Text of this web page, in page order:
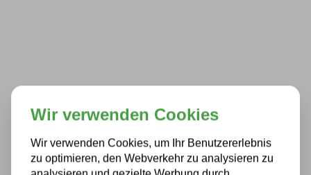
Wir verwenden Cookies
Wir verwenden Cookies, um Ihr Benutzererlebnis
zu optimieren, den Webverkehr zu analysieren zu